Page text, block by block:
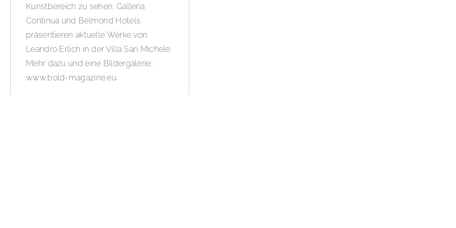
Kunstbereich zu sehen: Galleria
Continua und Belmond Hotels
präsentieren aktuelle Werke von
Leandro Erlich in der Villa San Michele.
Mehr dazu und eine Bildergalerie:
www.bold-magazine.eu